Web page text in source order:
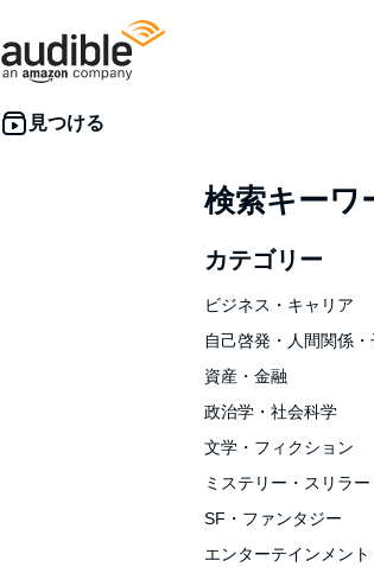
検索キーワ
カテゴリー
ビジネス・キャリア
自己啓発・人間関係・
資産・金融
政治学・社会科学
文学・フィクション
ミステリー・スリラ
SF・ファンタジー
エンターテインメント